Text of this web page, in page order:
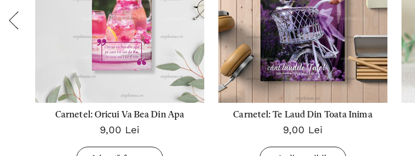
Carnetel: Oricui Va Bea Din Apa
9,00 Lei
Carnetel: Te Laud Din Toata Inima
9,00 Lei